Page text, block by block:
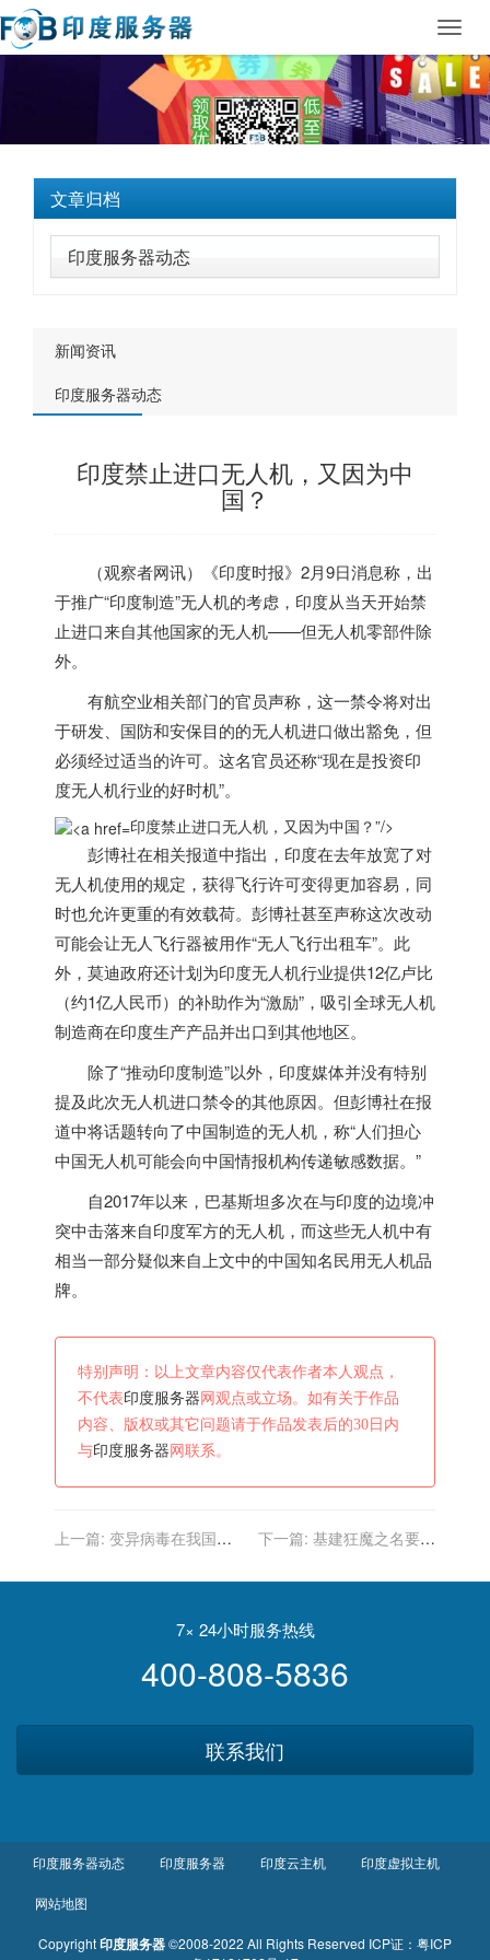
文章归档
印度服务器动态
新闻资讯
印度服务器动态
印度禁止进口无人机，又因为中
国？
（观察者网讯）《印度时报》2月9日消息称，出
于推广“印度制造”无人机的考虑， 印度从当天开始禁
止进口来自其他国家的无人机——但无人机零部件除
外。
有航空业相关部门的官员声称，这一禁令将对出
于研发、国防和安保目的的无人机进口做出豁免，但
必须经过适当的许可。这名官员还称“现在是投资印
度无人机行业的好时机”。
印度禁止进口无人机，又因为中国？”/>
彭博社在相关报道中指出， 印度在去年放宽了对
无人机使用的规定，获得飞行许可变得更加容易，同
时也允许更重的有效载荷。彭博社甚至声称这次改动
可能会让无人飞行器被用作“无人飞行出租车”。此
外，莫迪政府还计划为印度无人机行业提供12亿卢比
（约1亿人民币）的补助作为“激励”，吸引全球无人机
制造商在印度生产产品并出口到其他地区。
除了“推动印度制造”以外， 印度媒体并没有特别
提及此次无人机进口禁令的其他原因。但彭博社在报
道中将话题转向了中国制造的无人机，称“人们担心
中国无人机可能会向中国情报机构传递敏感数据。”
自2017年以来，巴基斯坦多次在与印度的边境冲
突中击落来自印度军方的无人机，而这些无人机中有
相当一部分疑似来自上文中的中国知名民用无人机品
牌。
特别声明：以上文章内容仅代表作者本人观点，
不代表印度服务器 网观点或立场。如有关于作品
内容、版权或其它问题请于作品发表后的30日内
与印度服务器 网联系。
上一篇: 变异病毒在我国要
果然还是中国疫苗靠谱
下一篇: 基建狂魔之名要易
桥，中国一点都不担心
7× 24小时服务热线
400-808-5836
联系我们
印度服务器动态 印度服务器 印度云主机 印度虚拟主机
网站地图
Copyright印度服务器©2008-2022 All Rights Reserved ICP证： 粤ICP